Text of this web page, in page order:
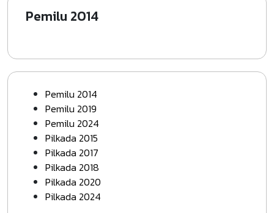
Pemilu 2014
Pemilu 2014
Pemilu 2019
Pemilu 2024
Pilkada 2015
Pilkada 2017
Pilkada 2018
Pilkada 2020
Pilkada 2024